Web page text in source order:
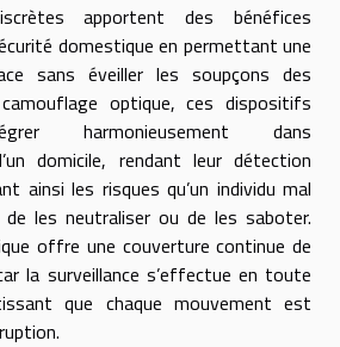
apportent des bénéfices
domestique en permettant une
sans éveiller les soupçons des
optique, ces dispositifs
harmonieusement dans
domicile, rendant leur détection
ainsi les risques qu’un individu mal
les neutraliser ou de les saboter.
offre une couverture continue de
la surveillance s’effectue en toute
que chaque mouvement est